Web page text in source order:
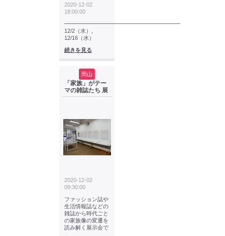
2020-12-02
18:00:00
━━━━━━━━━━━━━━━━━━━━━
12/2（水）,
12/16（水）
続きを見る
岡山
「家族」がテー
マの雑誌たち 展
2020-12-02
09:30:00
ファッション誌や
生活情報誌などの
雑誌から時代ごと
の家族像の変遷を
読み解く展示会で